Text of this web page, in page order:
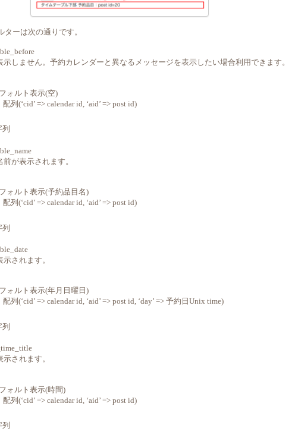
ターは次の通りです。
示しません。予約カレンダーと異なるメッセージを表示したい場合利用できます。
ォルト表示(空)
配列(‘cid’ => calendar id, ‘aid’ => post id)
が表示されます。
ォルト表示(予約品目名)
配列(‘cid’ => calendar id, ‘aid’ => post id)
列
されます。
ォルト表示(年月日曜日)
配列(‘cid’ => calendar id, ‘aid’ => post id, ‘day’ => 予約日Unix time)
示されます。
ォルト表示(時間)
配列(‘cid’ => calendar id, ‘aid’ => post id)